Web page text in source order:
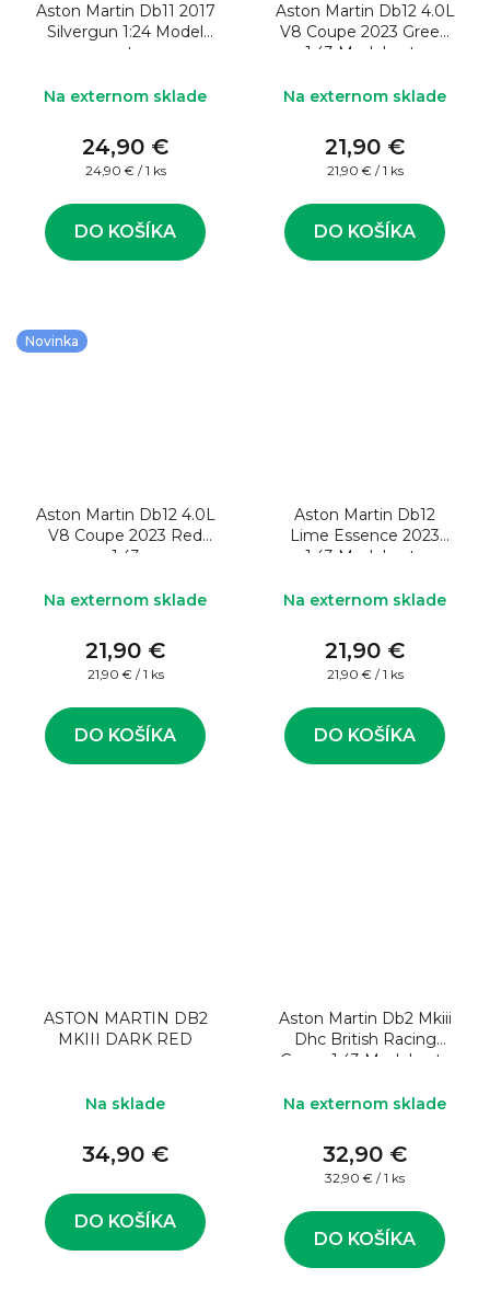
Aston Martin Db11 2017
Silvergun 1:24 Model
auta
Na externom sklade
24,90 €
Jednotková
24,90 € / 1 ks
DO KOŠÍKA
Aston Martin Db12 4.0L
V8 Coupe 2023 Green
1:43 Model auta
Na externom sklade
21,90 €
Jednotková
21,90 € / 1 ks
DO KOŠÍKA
Novinka
Aston Martin Db12 4.0L
V8 Coupe 2023 Red
1:43
Na externom sklade
21,90 €
Jednotková
21,90 € / 1 ks
DO KOŠÍKA
Aston Martin Db12
Lime Essence 2023
1:43 Model auta
Na externom sklade
21,90 €
Jednotková
21,90 € / 1 ks
DO KOŠÍKA
ASTON MARTIN DB2
MKIII DARK RED
Na sklade
34,90 €
DO KOŠÍKA
Aston Martin Db2 Mkiii
Dhc British Racing
Green 1:43 Model auta
Na externom sklade
32,90 €
Jednotková
32,90 € / 1 ks
DO KOŠÍKA